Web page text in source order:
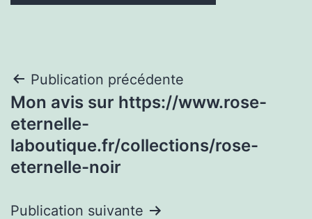
Navigation
de
l’article
Publication précédente
Mon avis sur https://www.rose-
eternelle-
laboutique.fr/collections/rose-
eternelle-noir
Publication suivante